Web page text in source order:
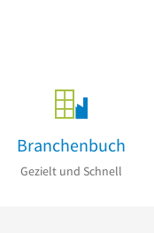
Branchenbuch
Gezielt und Schnell